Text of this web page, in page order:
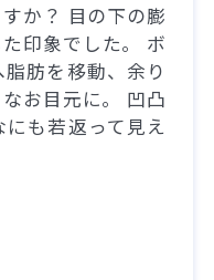
か？ 目の下の膨
印象でした。 ボ
肪を移動、余り
お目元に。 凹凸
も若返って見え